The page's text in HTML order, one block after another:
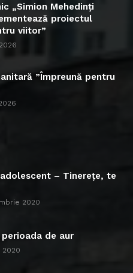
„Simion Mehedinți
proiectul
viitor”
”Împreună pentru
– Tinerețe, te
2020
de aur
2020